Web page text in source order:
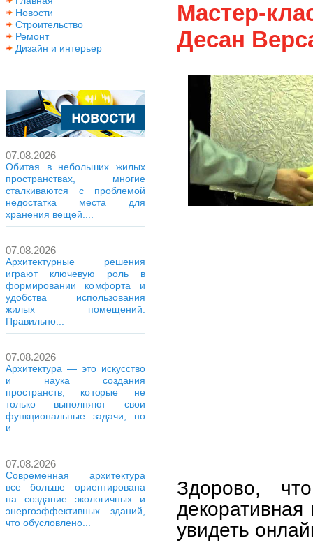
Новости
Строительство
Ремонт
Дизайн и интерьер
07.08.2026
Обитая в небольших жилых
пространствах, многие
сталкиваются с проблемой
недостатка места для
хранения вещей....
07.08.2026
Архитектурные решения
играют ключевую роль в
формировании комфорта и
удобства использования
жилых помещений.
Правильно...
07.08.2026
Архитектура — это искусство
и наука создания
пространств, которые не
только выполняют свои
функциональные задачи, но
и...
07.08.2026
Современная архитектура
все больше ориентирована
на создание экологичных и
энергоэффективных зданий,
что обусловлено...
Мастер-
Десан
Здорово,
увидеть